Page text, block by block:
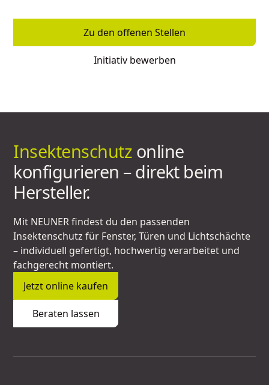
Zu den offenen Stellen
Initiativ bewerben
Insektenschutz online
konfigurieren – direkt beim
Hersteller.
Mit NEUNER findest du den passenden
Insektenschutz für Fenster, Türen und Lichtschächte
– individuell gefertigt, hochwertig verarbeitet und
fachgerecht montiert.
Jetzt online kaufen
Beraten lassen